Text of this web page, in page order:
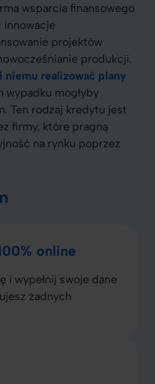
wsparcia finansowego
innowacje
projektów
produkcji.
realizować plany
wypadku mogłyby
Ten rodzaj kredytu jest
firmy, które pragną
na rynku poprzez
online
i wypełnij swoje dane
żadnych